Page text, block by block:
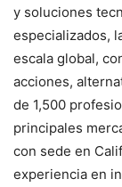
y soluciones
especializados,
escala global,
acciones,
de 1,500
principales
con sede en
experiencia en